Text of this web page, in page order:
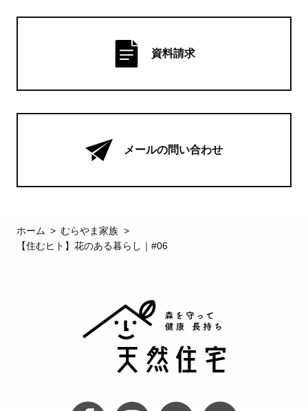
資料請求
メールの問い合わせ
ホーム
むらやま家族
【住むヒト】花のある暮らし｜#06